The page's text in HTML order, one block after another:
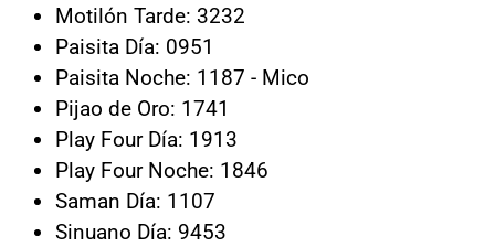
Motilón Tarde: 3232
Paisita Día: 0951
Paisita Noche: 1187 - Mico
Pijao de Oro: 1741
Play Four Día: 1913
Play Four Noche: 1846
Saman Día: 1107
Sinuano Día: 9453